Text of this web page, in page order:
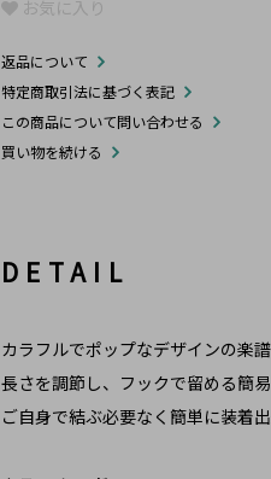
お気に入り
返品について
特定商取引法に基づく表記
この商品について問い合わせる
買い物を続ける
DETAIL
カラフルでポップなデザインの楽譜
長さを調節し、フックで留める簡易
ご自身で結ぶ必要なく簡単に装着出